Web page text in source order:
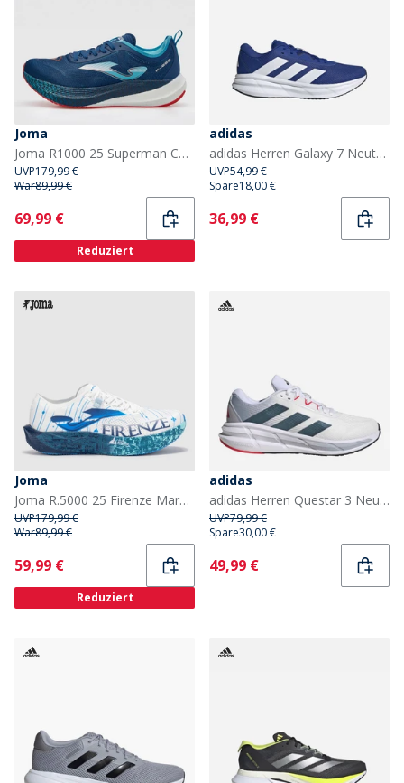
Joma
Joma R1000 25 Superman Carbon Platte Neutrale Laufschuhe Navy Blue
UVP179,99 €
War89,99 €
Current
69,99 €
Reduziert
adidas
adidas Herren Galaxy 7 Neutrale Laufschuhe Royal Blue/Cloud White/Dark Blue
UVP54,99 €
Spare18,00 €
Current
36,99 €
Joma
Joma R.5000 25 Firenze Marathon Speed Neutrale Laufschuhe Weiss
UVP179,99 €
War89,99 €
Current
59,99 €
Reduziert
adidas
adidas Herren Questar 3 Neutrale Laufschuhe Cloud White/Core Black/Pure Ruby
UVP79,99 €
Spare30,00 €
Current
49,99 €